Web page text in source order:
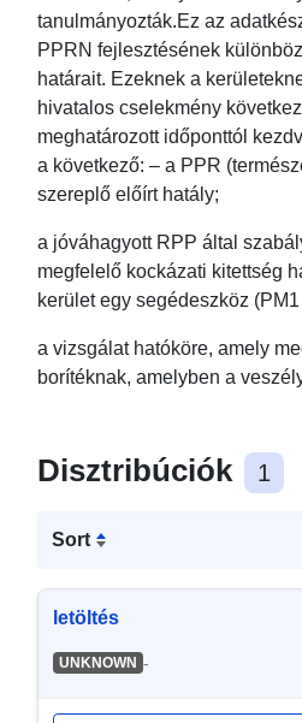
tanulmányozták.Ez az
PPRN fejlesztésének
határait. Ezeknek a
hivatalos cselekmény
meghatározott időponttól
a következő: – a PPR
szereplő előírt hatály;
a jóváhagyott RPP által
megfelelő kockázati kitettség
kerület egy segédeszköz
a vizsgálat hatóköre, amely
borítéknak, amelyben a
Disztribúciók 1
Sort
letöltés
UNKNOWN -